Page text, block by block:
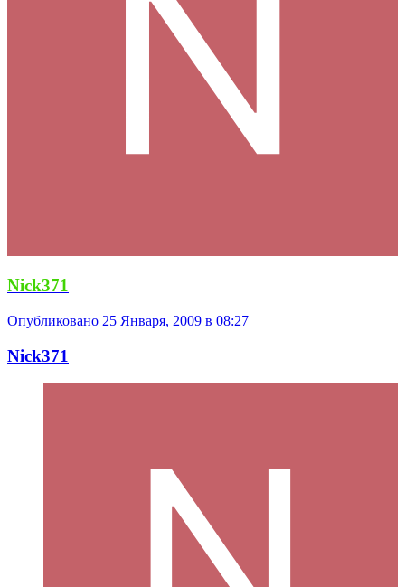
Nick371
Опубликовано 25 Января, 2009 в 08:27
Nick371